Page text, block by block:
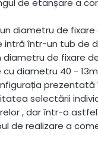
de etanșare a
diametru de fixare
intră într-un tub de
diametru de fixare
cu diametru 40 -
prezentată
selectării
, dar într-o
de realizare a